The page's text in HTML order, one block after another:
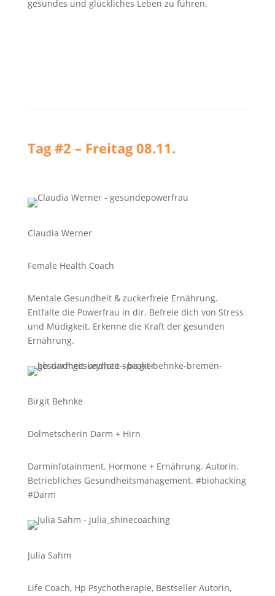
gesundes und glückliches Leben zu führen.
Tag #2 – Freitag 08.11.
Claudia Werner
Female Health Coach
Mentale Gesundheit & zuckerfreie Ernährung.
Entfalte die Powerfrau in dir. Befreie dich von Stress
und Müdigkeit. Erkenne die Kraft der gesunden
Ernährung.
Birgit Behnke
Dolmetscherin Darm + Hirn
Darminfotainment. Hormone + Ernährung. Autorin.
Betriebliches Gesundheitsmanagement. #biohacking
#Darm
Julia Sahm
Life Coach, Hp Psychotherapie, Bestseller Autorin,